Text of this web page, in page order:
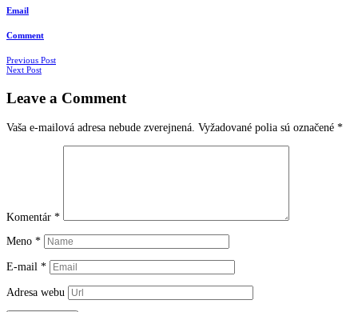
Email
Comment
Navigácia
článkoch
Previous Post
Next Post
Leave a Comment
Vaša e-mailová adresa nebude zverejnená. Vyžadované polia sú označené *
Komentár *
Meno *
E-mail *
Adresa webu